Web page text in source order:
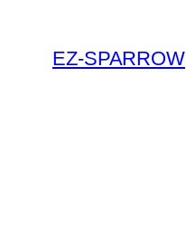
EZ-SPARROW